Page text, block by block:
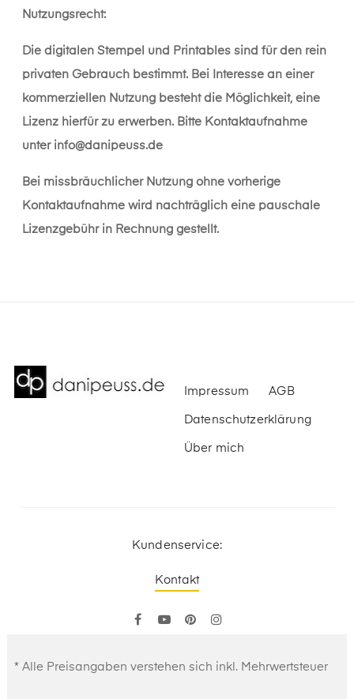
Nutzungsrecht:
Die digitalen Stempel und Printables sind für den rein
privaten Gebrauch bestimmt. Bei Interesse an einer
kommerziellen Nutzung besteht die Möglichkeit, eine
Lizenz hierfür zu erwerben. Bitte Kontaktaufnahme
unter info@danipeuss.de
Bei missbräuchlicher Nutzung ohne vorherige
Kontaktaufnahme wird nachträglich eine pauschale
Lizenzgebühr in Rechnung gestellt.
Impressum AGB
Datenschutzerklärung
Über mich
Kundenservice:
Kontakt
FacebookYouTubePinterest
* Alle Preisangaben verstehen sich inkl. Mehrwertsteuer